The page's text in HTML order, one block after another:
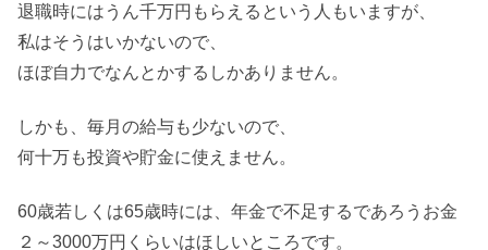
退職時にはうん千万円もらえるという人もいますが、
私はそうはいかないので、
ほぼ自力でなんとかするしかありません。
しかも、毎月の給与も少ないので、
何十万も投資や貯金に使えません。
60歳若しくは65歳時には、年金で不足するであろうお金
２～3000万円くらいはほしいところです。